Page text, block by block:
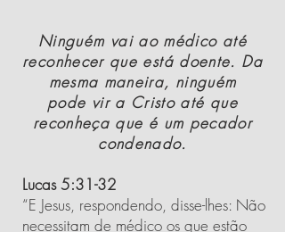
Ninguém vai ao médico até
reconhecer que está doente. Da
mesma maneira, ninguém
pode vir a Cristo até que
reconheça que é um pecador
condenado.
Lucas 5:31-32
“E Jesus, respondendo, disse-lhes: Não
necessitam de médico os que estão